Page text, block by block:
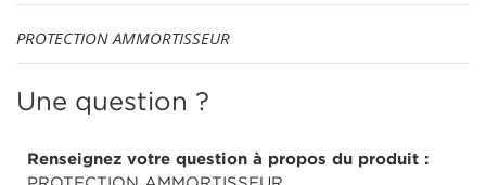
PROTECTION AMMORTISSEUR
Une question ?
Renseignez votre question à propos du produit :